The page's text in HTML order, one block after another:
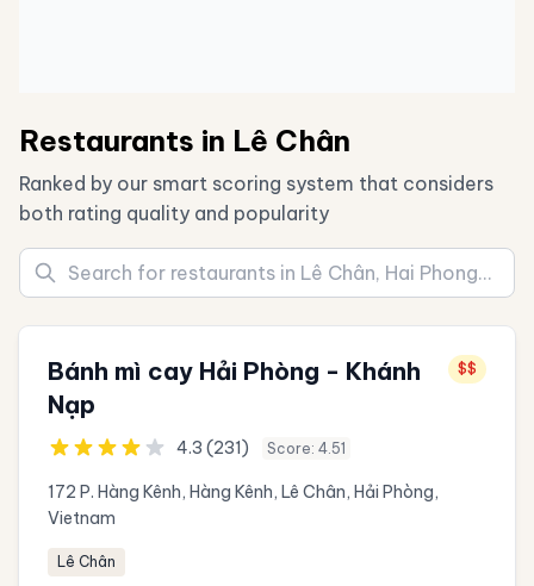
Restaurants in Lê Chân
Ranked by our smart scoring system that considers
both rating quality and popularity
Bánh mì cay Hải Phòng - Khánh
Nạp
$$
4.3 (231) Score: 4.51
172 P. Hàng Kênh, Hàng Kênh, Lê Chân, Hải Phòng,
Vietnam
Lê Chân